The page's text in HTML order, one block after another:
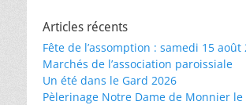
Articles récents
Fête de l’assomption : samedi 15 août
Marchés de l’association paroissiale
Un été dans le Gard 2026
Pèlerinage Notre Dame de Monnier le